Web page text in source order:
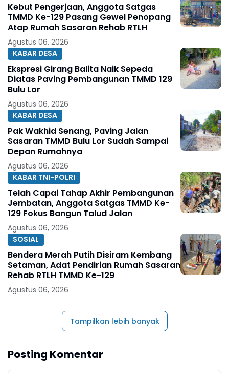
Kebut Pengerjaan, Anggota Satgas
TMMD Ke-129 Pasang Gewel Penopang
Atap Rumah Sasaran Rehab RTLH
Agustus 06, 2026
KABAR DESA
Ekspresi Girang Balita Naik Sepeda
Diatas Paving Pembangunan TMMD 129
Bulu Lor
Agustus 06, 2026
KABAR DESA
Pak Wakhid Senang, Paving Jalan
Sasaran TMMD Bulu Lor Sudah Sampai
Depan Rumahnya
Agustus 06, 2026
KABAR TNI-POLRI
Telah Capai Tahap Akhir Pembangunan
Jembatan, Anggota Satgas TMMD Ke-
129 Fokus Bangun Talud Jalan
Agustus 06, 2026
SOSIAL
Bendera Merah Putih Disiram Kembang
Setaman, Adat Pendirian Rumah Sasaran
Rehab RTLH TMMD Ke-129
Agustus 06, 2026
Tampilkan lebih banyak
Posting Komentar